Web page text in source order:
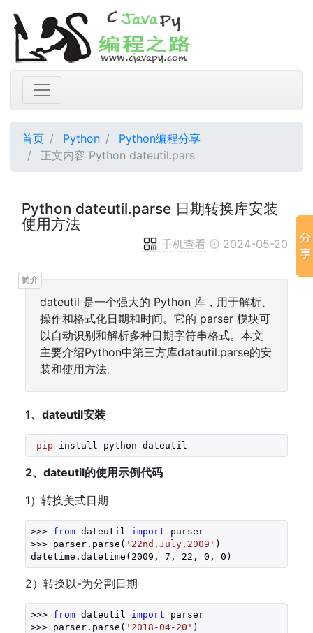
首页 Python
Python编程分享
正文内容 Python dateutil.pars
Python dateutil.parse 日期转换库安装
使用方法
手机查看 2024-05-20
dateutil 是一个强大的 Python 库，用于解析、
操作和格式化日期和时间。它的 parser 模块可
以自动识别和解析多种日期字符串格式。本文
主要介绍Python中第三方库datautil.parse的安
装和使用方法。
1、dateutil安装
pip install python-dateutil
2、dateutil的使用示例代码
1）转换美式日期
>>> from dateutil import parser
>>> parser.parse( '22nd,July,2009' )
datetime.datetime( 2009 , 7 , 22 , 0 , 0 )
2）转换以-为分割日期
>>> from dateutil import parser
>>> parser.parse( '2018-04-20' )